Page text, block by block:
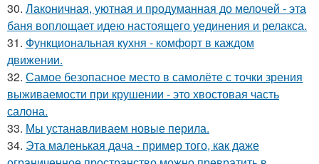
30. Лаконичная, уютная и продуманная до мелочей - эта
баня воплощает идею настоящего уединения и релакса.
31. Функциональная кухня - комфорт в каждом
движении.
32. Самое безопасное место в самолёте с точки зрения
выживаемости при крушении - это хвостовая часть
салона.
33. Мы устанавливаем новые перила.
34. Эта маленькая дача - пример того, как даже